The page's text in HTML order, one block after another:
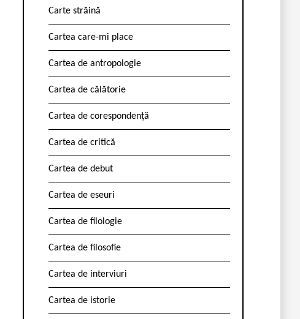
Carte străină
Cartea care-mi place
Cartea de antropologie
Cartea de călătorie
Cartea de corespondență
Cartea de critică
Cartea de debut
Cartea de eseuri
Cartea de filologie
Cartea de filosofie
Cartea de interviuri
Cartea de istorie